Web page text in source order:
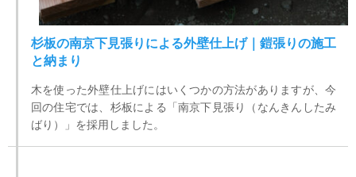
杉板の南京下見張りによる外壁仕上げ｜鎧張りの施工
と納まり
木を使った外壁仕上げにはいくつかの方法がありますが、今
回の住宅では、杉板による「南京下見張り（なんきんしたみ
ばり）」を採用しました。